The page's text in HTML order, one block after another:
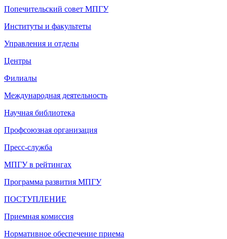
Попечительский совет МПГУ
Институты и факультеты
Управления и отделы
Центры
Филиалы
Международная деятельность
Научная библиотека
Профсоюзная организация
Пресс-служба
МПГУ в рейтингах
Программа развития МПГУ
ПОСТУПЛЕНИЕ
Приемная комиссия
Нормативное обеспечение приема